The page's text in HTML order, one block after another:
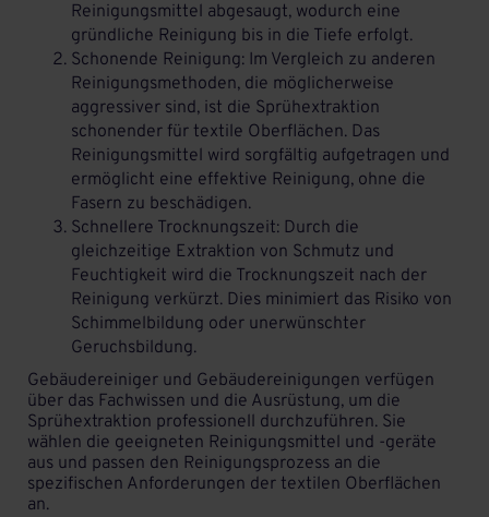
Reinigungsmittel abgesaugt, wodurch eine
gründliche Reinigung bis in die Tiefe erfolgt.
Schonende Reinigung: Im Vergleich zu anderen
Reinigungsmethoden, die möglicherweise
aggressiver sind, ist die Sprühextraktion
schonender für textile Oberflächen. Das
Reinigungsmittel wird sorgfältig aufgetragen und
ermöglicht eine effektive Reinigung, ohne die
Fasern zu beschädigen.
Schnellere Trocknungszeit: Durch die
gleichzeitige Extraktion von Schmutz und
Feuchtigkeit wird die Trocknungszeit nach der
Reinigung verkürzt. Dies minimiert das Risiko von
Schimmelbildung oder unerwünschter
Geruchsbildung.
Gebäudereiniger und Gebäudereinigungen verfügen
über das Fachwissen und die Ausrüstung, um die
Sprühextraktion professionell durchzuführen. Sie
wählen die geeigneten Reinigungsmittel und -geräte
aus und passen den Reinigungsprozess an die
spezifischen Anforderungen der textilen Oberflächen
an.